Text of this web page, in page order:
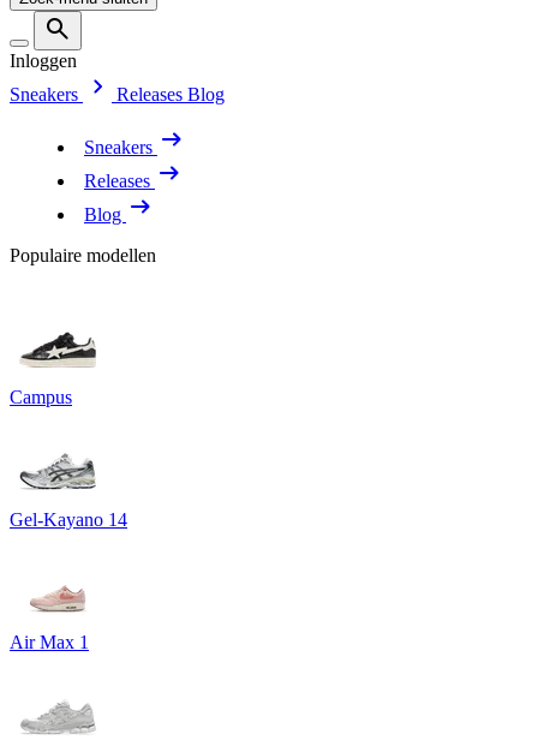
Inloggen
Sneakers
Releases Blog
Sneakers
Releases
Blog
Populaire modellen
Campus
Gel-Kayano 14
Air Max 1